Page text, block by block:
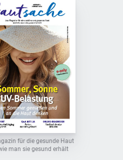
für die gesunde Haut
man sie gesund erhält